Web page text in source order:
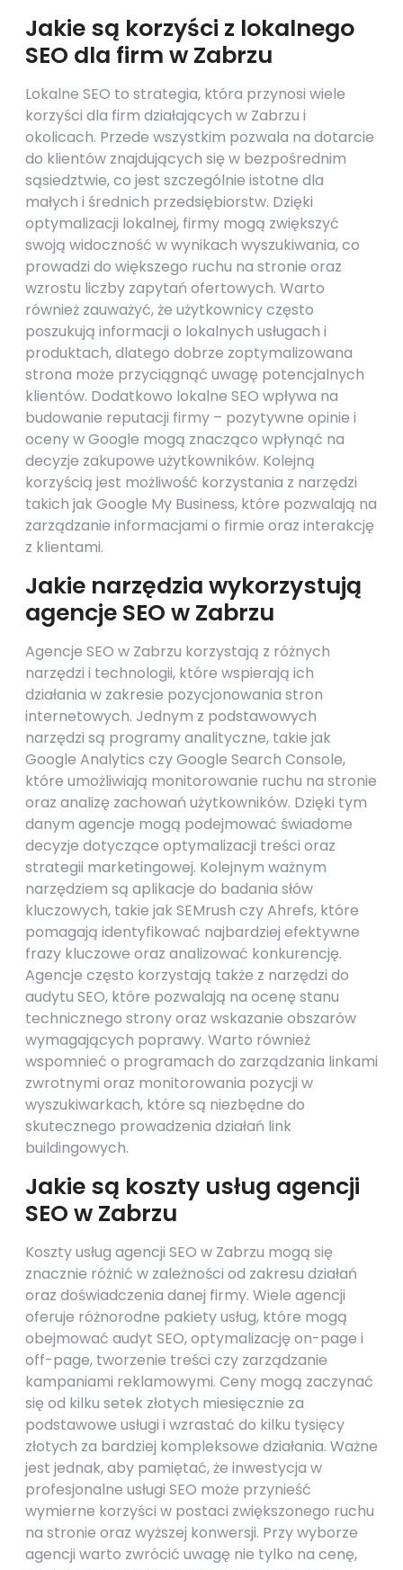
Jakie są korzyści z lokalnego
SEO dla firm w Zabrzu
Lokalne SEO to strategia, która przynosi wiele
korzyści dla firm działających w Zabrzu i
okolicach. Przede wszystkim pozwala na dotarcie
do klientów znajdujących się w bezpośrednim
sąsiedztwie, co jest szczególnie istotne dla
małych i średnich przedsiębiorstw. Dzięki
optymalizacji lokalnej, firmy mogą zwiększyć
swoją widoczność w wynikach wyszukiwania, co
prowadzi do większego ruchu na stronie oraz
wzrostu liczby zapytań ofertowych. Warto
również zauważyć, że użytkownicy często
poszukują informacji o lokalnych usługach i
produktach, dlatego dobrze zoptymalizowana
strona może przyciągnąć uwagę potencjalnych
klientów. Dodatkowo lokalne SEO wpływa na
budowanie reputacji firmy – pozytywne opinie i
oceny w Google mogą znacząco wpłynąć na
decyzje zakupowe użytkowników. Kolejną
korzyścią jest możliwość korzystania z narzędzi
takich jak Google My Business, które pozwalają na
zarządzanie informacjami o firmie oraz interakcję
z klientami.
Jakie narzędzia wykorzystują
agencje SEO w Zabrzu
Agencje SEO w Zabrzu korzystają z różnych
narzędzi i technologii, które wspierają ich
działania w zakresie pozycjonowania stron
internetowych. Jednym z podstawowych
narzędzi są programy analityczne, takie jak
Google Analytics czy Google Search Console,
które umożliwiają monitorowanie ruchu na stronie
oraz analizę zachowań użytkowników. Dzięki tym
danym agencje mogą podejmować świadome
decyzje dotyczące optymalizacji treści oraz
strategii marketingowej. Kolejnym ważnym
narzędziem są aplikacje do badania słów
kluczowych, takie jak SEMrush czy Ahrefs, które
pomagają identyfikować najbardziej efektywne
frazy kluczowe oraz analizować konkurencję.
Agencje często korzystają także z narzędzi do
audytu SEO, które pozwalają na ocenę stanu
technicznego strony oraz wskazanie obszarów
wymagających poprawy. Warto również
wspomnieć o programach do zarządzania linkami
zwrotnymi oraz monitorowania pozycji w
wyszukiwarkach, które są niezbędne do
skutecznego prowadzenia działań link
buildingowych.
Jakie są koszty usług agencji
SEO w Zabrzu
Koszty usług agencji SEO w Zabrzu mogą się
znacznie różnić w zależności od zakresu działań
oraz doświadczenia danej firmy. Wiele agencji
oferuje różnorodne pakiety usług, które mogą
obejmować audyt SEO, optymalizację on-page i
off-page, tworzenie treści czy zarządzanie
kampaniami reklamowymi. Ceny mogą zaczynać
się od kilku setek złotych miesięcznie za
podstawowe usługi i wzrastać do kilku tysięcy
złotych za bardziej kompleksowe działania. Ważne
jest jednak, aby pamiętać, że inwestycja w
profesjonalne usługi SEO może przynieść
wymierne korzyści w postaci zwiększonego ruchu
na stronie oraz wyższej konwersji. Przy wyborze
agencji warto zwrócić uwagę nie tylko na cenę,